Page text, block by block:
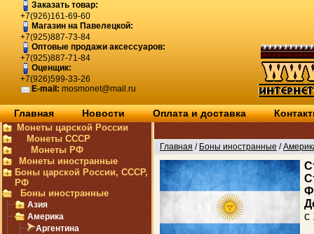
Заказать товар:
+7(926)161-69-60
Магазин на Павелецкой:
+7(925)887-73-84
Оптовые продажи аксессуаров:
+7(925)887-71-84
Оценщик:
+7(926)599-33-26
E-mail: mosmonet@mail.ru
Главная Новости Оплата и доставка
Монеты царской России
Монеты СССР
Монеты РФ
Монеты иностранные
Боны царской России, СССР,
РФ
Боны иностранные
Азия
Америка
Аргентина
Главная / Боны иностранные /
с